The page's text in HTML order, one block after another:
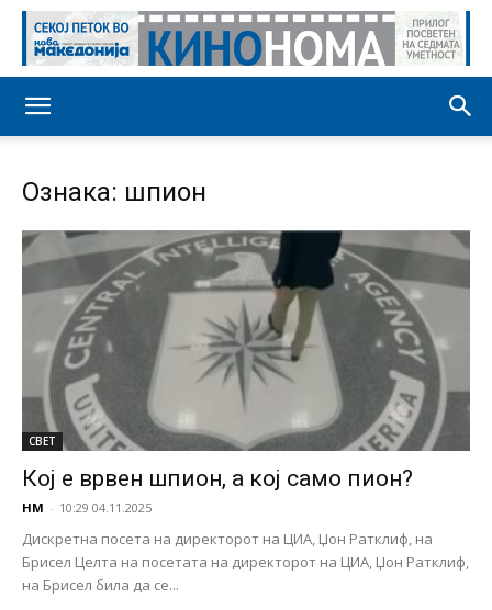
Ознака: шпион
СВЕТ
Кој е врвен шпион, а кој само пион?
НМ - 10:29 04.11.2025
Дискретна посета на директорот на ЦИА, Џон Ратклиф, на
Брисел Целта на посетата на директорот на ЦИА, Џон Ратклиф,
на Брисел била да се...